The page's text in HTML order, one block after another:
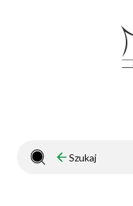
Zamknij
Szukaj